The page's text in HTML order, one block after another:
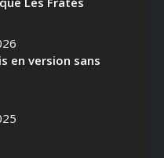
en version sans